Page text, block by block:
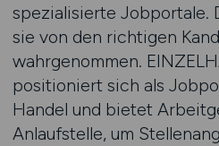
spezialisierte Jobportale.
sie von den richtigen
wahrgenommen.
positioniert sich als
Handel und bietet
Anlaufstelle, um